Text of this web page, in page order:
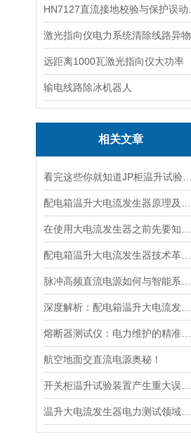
激光指向仪电力系统清除线路异物
远距离1000瓦激光指向仪大功率
输电线路除冰机器人
相关文章
航空地面交直流电源奥秘！